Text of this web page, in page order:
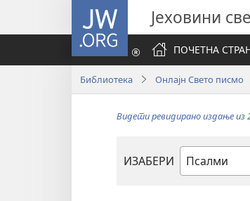
JW.ORG Јеховини
ПОЧЕТНА
Библиотека Онлајн Свето писмо
Видети ревидирано издање из
ИЗАБЕРИ
Библијска